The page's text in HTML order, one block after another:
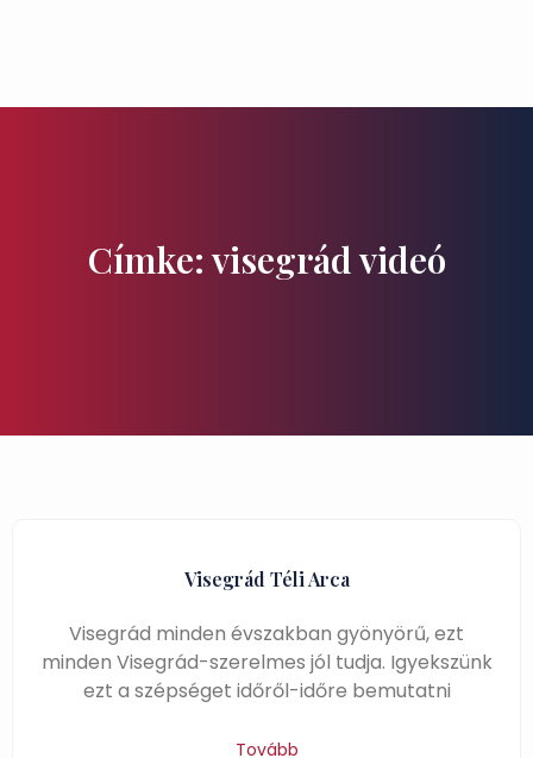
Címke: visegrád videó
Visegrád Téli Arca
Visegrád minden évszakban gyönyörű, ezt
minden Visegrád-szerelmes jól tudja. Igyekszünk
ezt a szépséget időről-időre bemutatni
Tovább